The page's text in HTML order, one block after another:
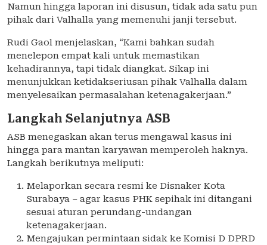
Namun hingga laporan ini disusun, tidak ada satu pun
pihak dari Valhalla yang memenuhi janji tersebut.
Rudi Gaol menjelaskan, “Kami bahkan sudah
menelepon empat kali untuk memastikan
kehadirannya, tapi tidak diangkat. Sikap ini
menunjukkan ketidakseriusan pihak Valhalla dalam
menyelesaikan permasalahan ketenagakerjaan.”
Langkah Selanjutnya ASB
ASB menegaskan akan terus mengawal kasus ini
hingga para mantan karyawan memperoleh haknya.
Langkah berikutnya meliputi:
Melaporkan secara resmi ke Disnaker Kota
Surabaya – agar kasus PHK sepihak ini ditangani
sesuai aturan perundang-undangan
ketenagakerjaan.
Mengajukan permintaan sidak ke Komisi D DPRD